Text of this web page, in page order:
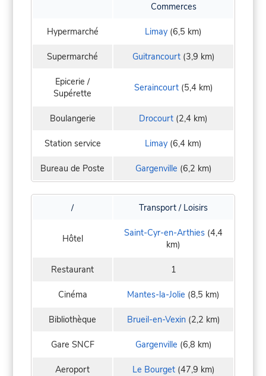
Commerces
Hypermarché Limay (6,5 km)
Supermarché Guitrancourt(3,9 km)
Epicerie /
Supérette
Seraincourt(5,4 km)
Boulangerie Drocourt (2,4 km)
Station service Limay (6,4 km)
Bureau de Poste Gargenville (6,2 km)
/ Transport / Loisirs
Hôtel Saint-Cyr-en-Arthies (4,4
km)
Restaurant 1
Cinéma Mantes-la-Jolie (8,5 km)
Bibliothèque Brueil-en-Vexin(2,2 km)
Gare SNCF Gargenville (6,8 km)
Aeroport Le Bourget(47,9 km)